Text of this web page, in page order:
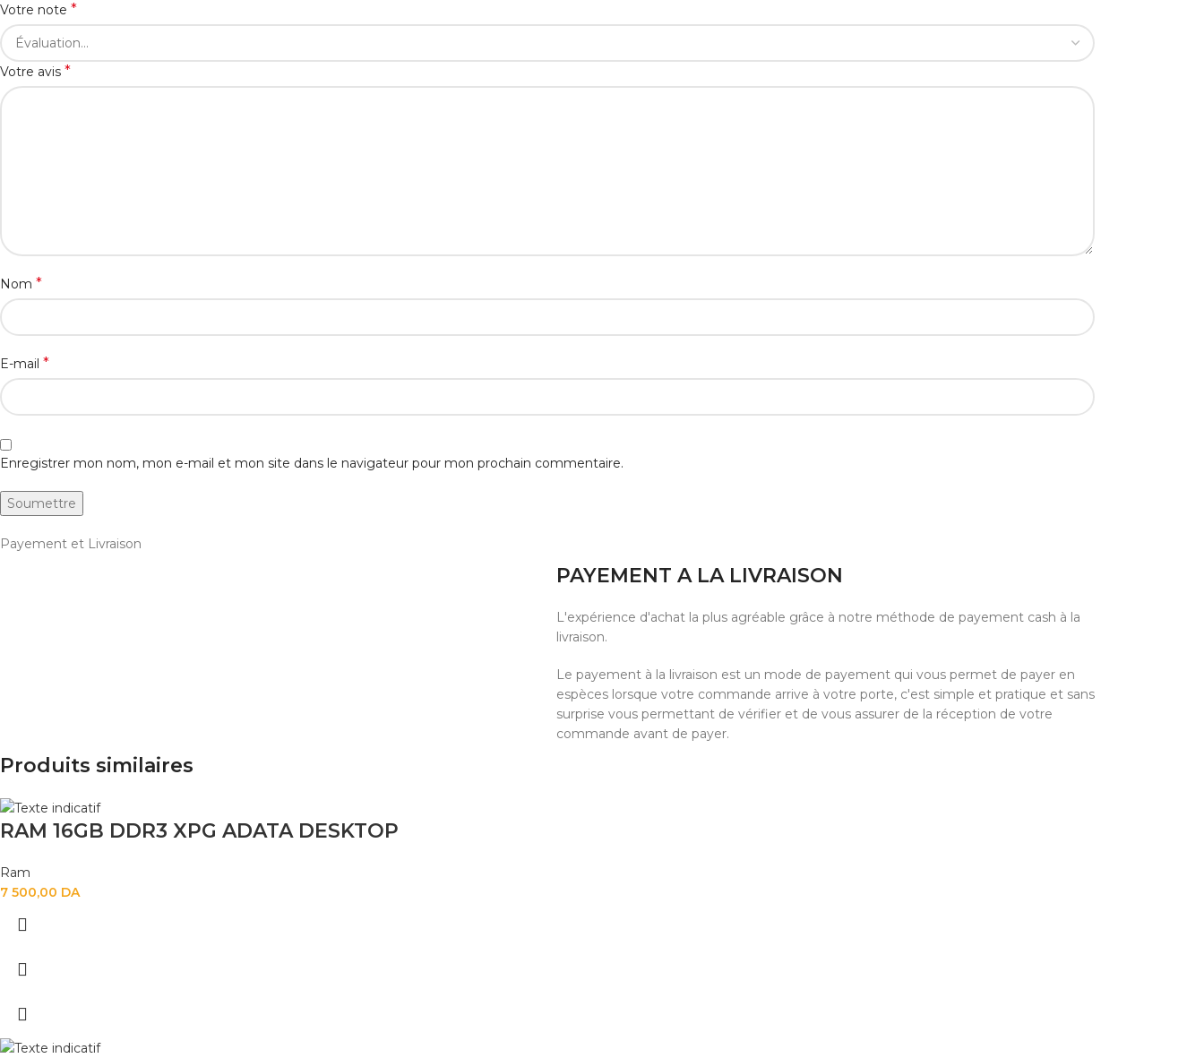
Votre note *
Votre avis *
Nom *
E-mail *
Enregistrer mon nom, mon e-mail et mon site dans le navigateur pour mon prochain commentaire.
Payement et Livraison
PAYEMENT A LA LIVRAISON
L'expérience d'achat la plus agréable grâce à notre méthode de payement cash à la
livraison.
Le payement à la livraison est un mode de payement qui vous permet de payer en
espèces lorsque votre commande arrive à votre porte, c'est simple et pratique et sans
surprise vous permettant de vérifier et de vous assurer de la réception de votre
commande avant de payer.
Produits similaires
RAM 16GB DDR3 XPG ADATA DESKTOP
Ram
7 500,00 DA